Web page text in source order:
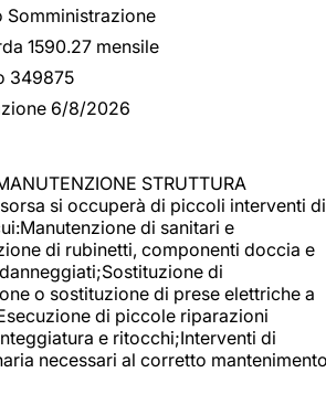
Somministrazione
1590.27 mensile
349875
6/8/2026
STRUTTURA
si occuperà di piccoli interventi di
di sanitari e
di rubinetti, componenti doccia e
di
o sostituzione di prese elettriche a
di piccole riparazioni
e ritocchi;Interventi di
necessari al corretto